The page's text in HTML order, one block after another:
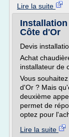
Lire la suite
Côte d'Or
Devis
Achat
installateur de
Vous
d'Or ? Mais
deuxième
permet de
optez pour
Lire la suite